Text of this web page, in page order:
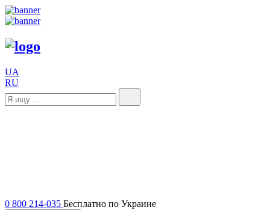
UA
RU
0 800 214-035 Бесплатно по Украине